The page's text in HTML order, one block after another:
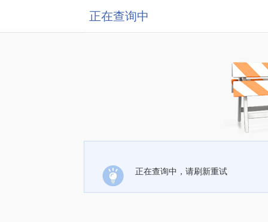
正在查询中
正在查询中，请刷新重试